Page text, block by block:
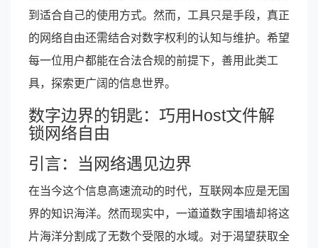
到适合自己的使用方式。然而，工具只是手段，真正
的网络自由还需结合对数字权利的认知与维护。希望
每一位用户都能在合法合规的前提下，善用此类工
具，探索更广阔的信息世界。
数字边界的钥匙：巧用Host文件解
锁网络自由
引言：当网络遇见边界
在当今这个信息高速流动的时代，互联网本应是无国
界的知识海洋。然而现实中，一道道数字围墙却将这
片海洋分割成了无数个受限的水域。对于渴望获取全